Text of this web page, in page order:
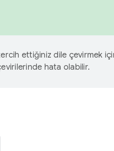
ettiğiniz dile çevirmek
hata olabilir.